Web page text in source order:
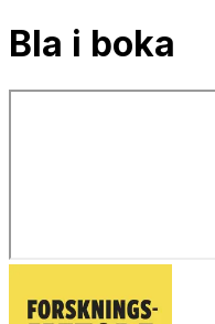
Bla i boka